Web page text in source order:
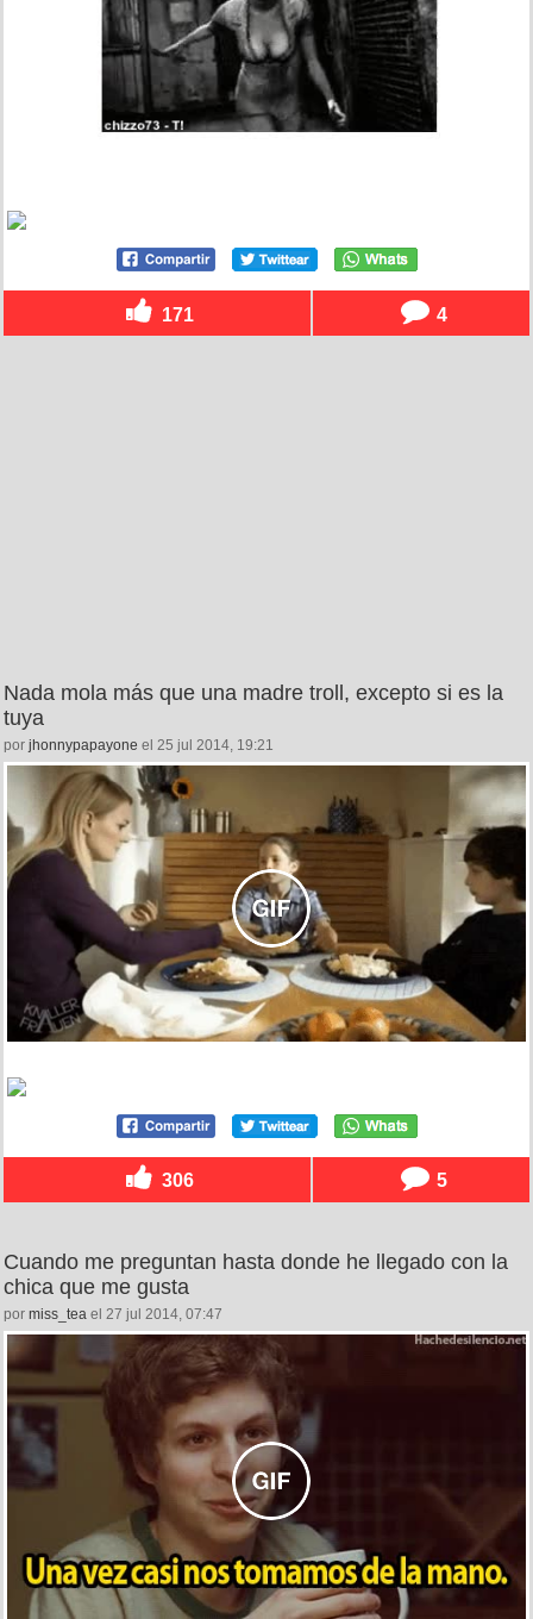
171 4
Nada mola más que una madre troll, excepto si es la
tuya
por jhonnypapayone el 25 jul 2014, 19:21
306 5
Cuando me preguntan hasta donde he llegado con la
chica que me gusta
por miss_tea el 27 jul 2014, 07:47